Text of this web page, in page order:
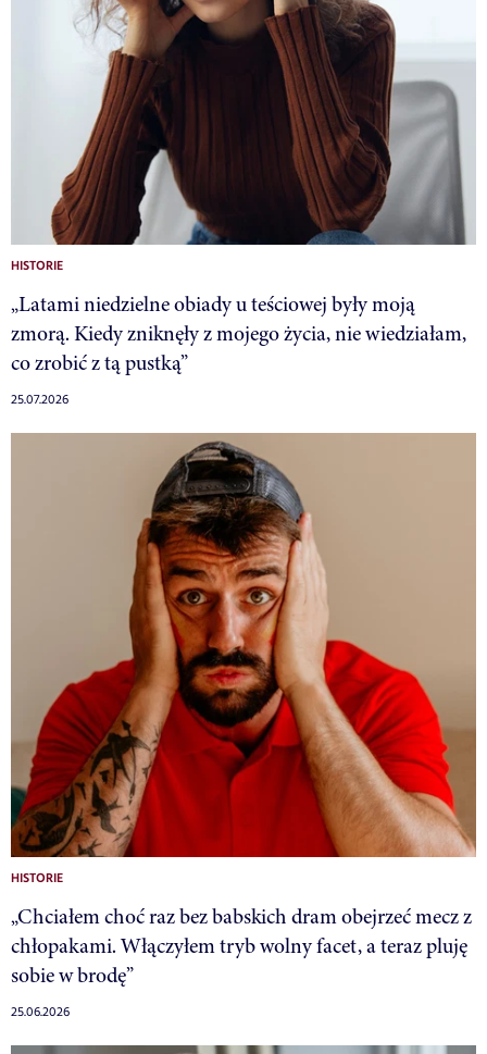
HISTORIE
„Latami niedzielne obiady u teściowej były moją
zmorą. Kiedy zniknęły z mojego życia, nie wiedziałam,
co zrobić z tą pustką”
25.07.2026
HISTORIE
„Chciałem choć raz bez babskich dram obejrzeć mecz z
chłopakami. Włączyłem tryb wolny facet, a teraz pluję
sobie w brodę”
25.06.2026